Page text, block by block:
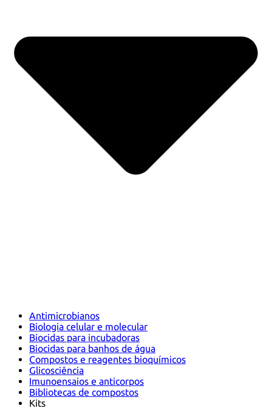
Antimicrobianos
Biologia celular e molecular
Biocidas para incubadoras
Biocidas para banhos de água
Compostos e reagentes bioquímicos
Glicosciência
Imunoensaios e anticorpos
Bibliotecas de compostos
Kits